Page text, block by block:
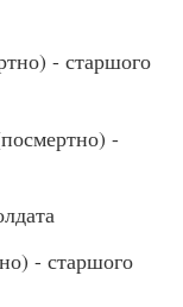
- старшого
-
- старшого